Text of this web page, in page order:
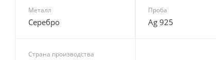
Металл
Серебро
Проба
Ag 925
Страна производства